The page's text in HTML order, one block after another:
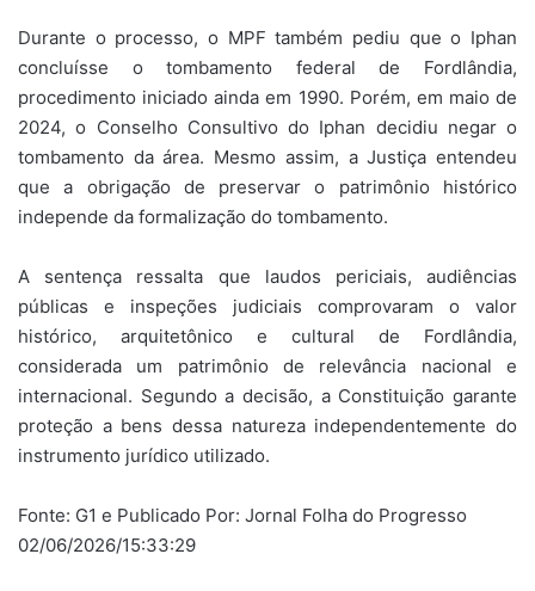
Durante o processo, o MPF também pediu que o Iphan
concluísse o tombamento federal de Fordlândia,
procedimento iniciado ainda em 1990. Porém, em maio de
2024, o Conselho Consultivo do Iphan decidiu negar o
tombamento da área. Mesmo assim, a Justiça entendeu
que a obrigação de preservar o patrimônio histórico
independe da formalização do tombamento.
A sentença ressalta que laudos periciais, audiências
públicas e inspeções judiciais comprovaram o valor
histórico, arquitetônico e cultural de Fordlândia,
considerada um patrimônio de relevância nacional e
internacional. Segundo a decisão, a Constituição garante
proteção a bens dessa natureza independentemente do
instrumento jurídico utilizado.
Fonte: G1 e Publicado Por: Jornal Folha do Progresso
02/06/2026/15:33:29